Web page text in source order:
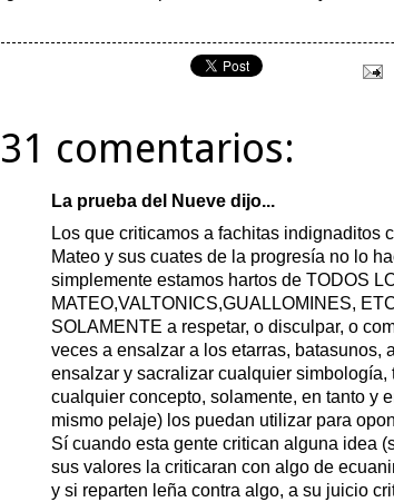
31 comentarios:
La prueba del Nueve dijo...
Los que criticamos a fachitas indignaditos
Mateo y sus cuates de la progresía no lo
simplemente estamos hartos de TODOS
MATEO,VALTONICS,GUALLOMINES,
SOLAMENTE a respetar, o disculpar, o
veces a ensalzar a los etarras, batasunos,
ensalzar y sacralizar cualquier
cualquier concepto, solamente, en tanto y
mismo pelaje) los puedan utilizar para
Sí cuando esta gente critican alguna idea
sus valores la criticaran con algo de
y si reparten leña contra algo, a su juicio